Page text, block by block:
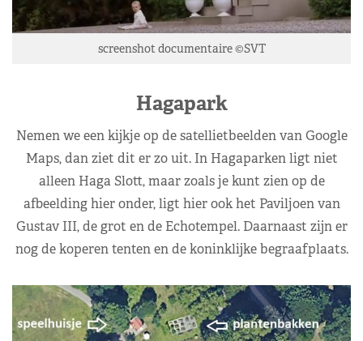
screenshot documentaire ©SVT
Hagapark
Nemen we een kijkje op de satellietbeelden van Google
Maps, dan ziet dit er zo uit. In Hagaparken ligt niet
alleen Haga Slott, maar zoals je kunt zien op de
afbeelding hier onder, ligt hier ook het Paviljoen van
Gustav III, de grot en de Echotempel. Daarnaast zijn er
nog de koperen tenten en de koninklijke begraafplaats.